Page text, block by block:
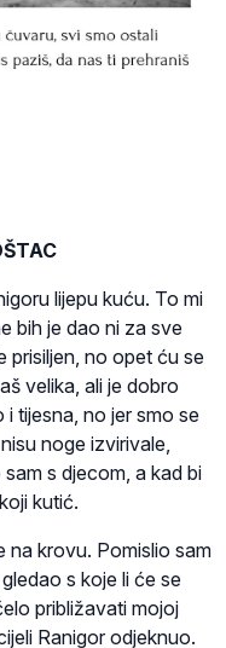
lijepu kuću. To mi
bih je dao ni za sve
prisiljen, no opet ću se
velika, ali je dobro
tijesna, no jer smo se
noge izvirivale,
s djecom, a kad bi
kutić.
na krovu. Pomislio sam
s koje li će se
približavati mojoj
Ranigor odjeknuo.